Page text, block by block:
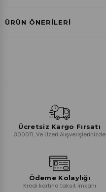
Havale ile Ödeme
ÜRÜN ÖNERILERI
Ücretsiz Kargo Fırsatı
3000TL Ve Üzeri Alışverişlerinizde
Ödeme Kolaylığı
Kredi kartına taksit imkanı